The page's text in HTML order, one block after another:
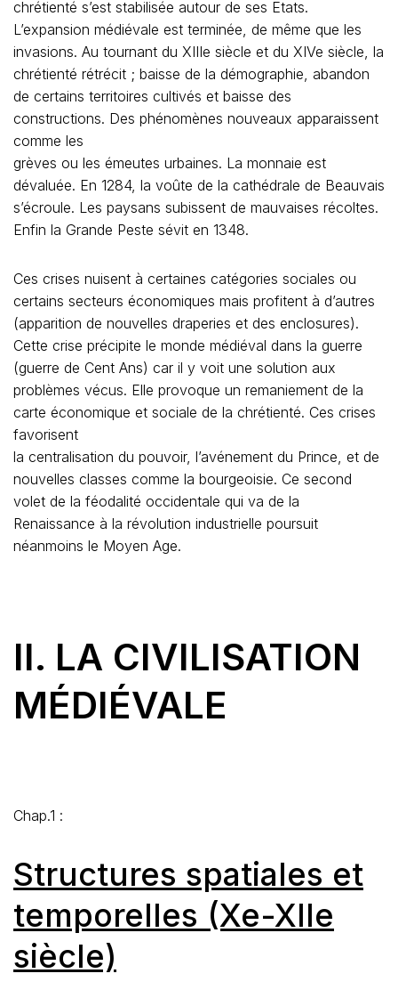
chrétienté s’est stabilisée autour de ses Etats.
L’expansion médiévale est terminée, de même que les
invasions. Au tournant du XIIIe siècle et du XIVe siècle, la
chrétienté rétrécit ; baisse de la démographie, abandon
de certains territoires cultivés et baisse des
constructions. Des phénomènes nouveaux apparaissent
comme les
grèves ou les émeutes urbaines. La monnaie est
dévaluée. En 1284, la voûte de la cathédrale de Beauvais
s’écroule. Les paysans subissent de mauvaises récoltes.
Enfin la Grande Peste sévit en 1348.
Ces crises nuisent à certaines catégories sociales ou
certains secteurs économiques mais profitent à d’autres
(apparition de nouvelles draperies et des enclosures).
Cette crise précipite le monde médiéval dans la guerre
(guerre de Cent Ans) car il y voit une solution aux
problèmes vécus. Elle provoque un remaniement de la
carte économique et sociale de la chrétienté. Ces crises
favorisent
la centralisation du pouvoir, l’avénement du Prince, et de
nouvelles classes comme la bourgeoisie. Ce second
volet de la féodalité occidentale qui va de la
Renaissance à la révolution industrielle poursuit
néanmoins le Moyen Age.
II. LA CIVILISATION
MÉDIÉVALE
Chap.1 :
Structures spatiales et
temporelles (Xe-XIIe
siècle)